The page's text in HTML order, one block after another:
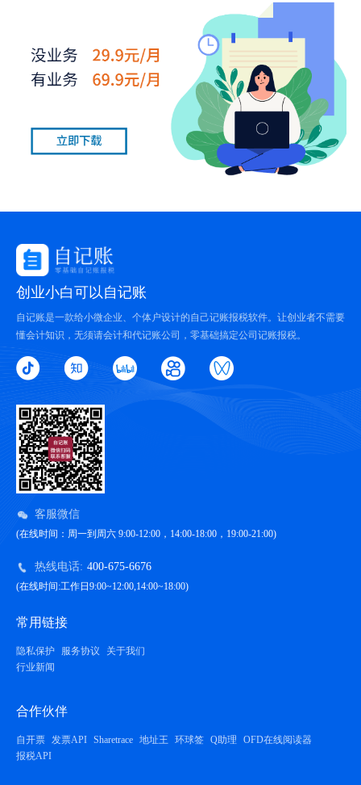
创业小白可以自记账
自记账是一款给小微企业、个体户设计的自己记账报税软件。让创业者不需要
懂会计知识，无须请会计和代记账公司，零基础搞定公司记账报税。
客服微信
(在线时间：周一到周六 9:00-12:00，14:00-18:00，19:00-21:00)
热线电话: 400-675-6676
(在线时间:工作日9:00~12:00,14:00~18:00)
常用链接
隐私保护 服务协议
关于我们
行业新闻
合作伙伴
自开票 发票API Sharetrace 地址王 环球签 Q助理
OFD在线阅读器
报税API